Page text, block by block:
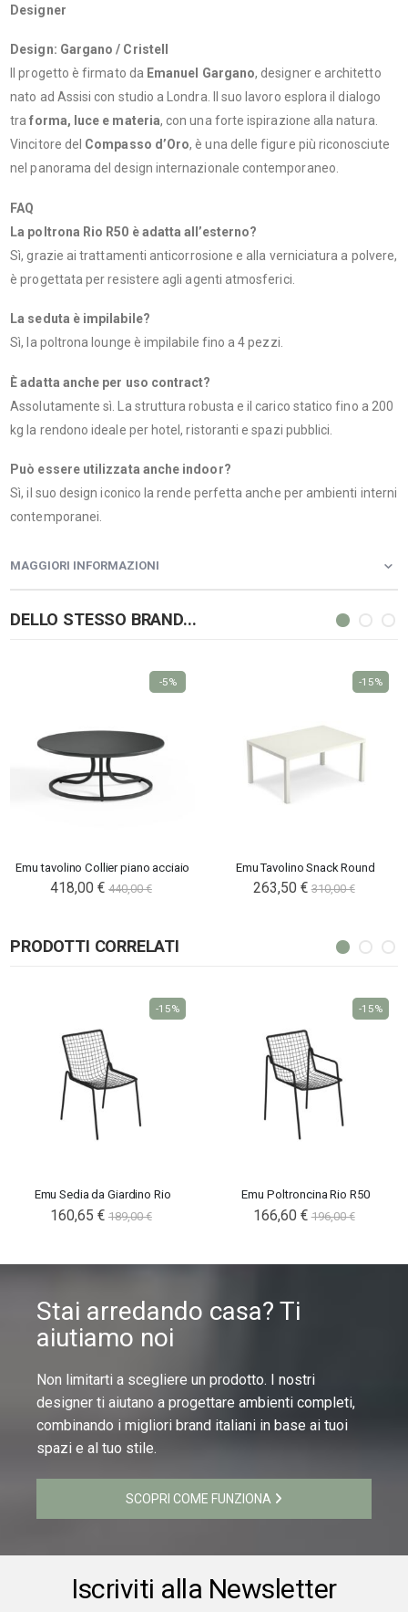
Designer
Design: Gargano / Cristell
Il progetto è firmato da Emanuel Gargano, designer e architetto
nato ad Assisi con studio a Londra. Il suo lavoro esplora il dialogo
traforma, luce e materia, con una forte ispirazione alla natura.
Vincitore del Compasso d’Oro, è una delle figure più riconosciute
nel panorama del design internazionale contemporaneo.
FAQ
La poltrona Rio R50 è adatta all’esterno?
Sì, grazie ai trattamenti anticorrosione e alla verniciatura a polvere,
è progettata per resistere agli agenti atmosferici.
La seduta è impilabile?
Sì, la poltrona lounge è impilabile fino a 4 pezzi.
È adatta anche per uso contract?
Assolutamente sì. La struttura robusta e il carico statico fino a 200
kg la rendono ideale per hotel, ristoranti e spazi pubblici.
Può essere utilizzata anche indoor?
Sì, il suo design iconico la rende perfetta anche per ambienti interni
contemporanei.
MAGGIORI INFORMAZIONI
DELLO STESSO BRAND...
Emu tavolino Collier piano acciaio
418,00 € 440,00 €
-5%
Emu Tavolino Snack Round
263,50 € 310,00 €
-15%
PRODOTTI CORRELATI
Emu Sedia da Giardino Rio
160,65 € 189,00 €
-15%
Emu Poltroncina Rio R50
166,60 € 196,00 €
-15%
Stai arredando casa? Ti
aiutiamo noi
Non limitarti a scegliere un prodotto. I nostri
designer ti aiutano a progettare ambienti completi,
combinando i migliori brand italiani in base ai tuoi
spazi e al tuo stile.
SCOPRI COME FUNZIONA
Iscriviti alla Newsletter